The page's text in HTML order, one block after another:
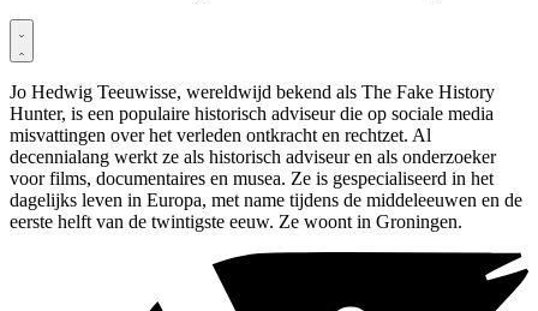
Jo Hedwig Teeuwisse, wereldwijd bekend als The Fake History
Hunter, is een populaire historisch adviseur die op sociale media
misvattingen over het verleden ontkracht en rechtzet. Al
decennialang werkt ze als historisch adviseur en als onderzoeker
voor films, documentaires en musea. Ze is gespecialiseerd in het
dagelijks leven in Europa, met name tijdens de middeleeuwen en de
eerste helft van de twintigste eeuw. Ze woont in Groningen.